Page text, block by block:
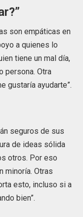
son empáticas en
a quienes lo
tiene un mal día,
persona. Otra
gustaría ayudarte”.
seguros de sus
de ideas sólida
otros. Por eso
minoría. Otras
esto, incluso si a
bien”.